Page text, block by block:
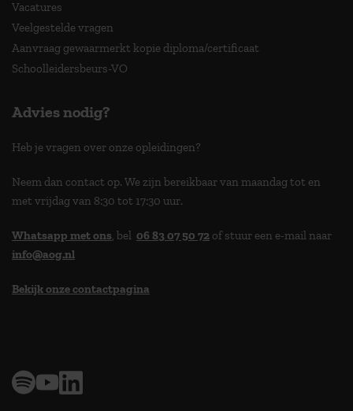
Vacatures
Veelgestelde vragen
Aanvraag gewaarmerkt kopie diploma/certificaat
Schoolleidersbeurs-VO
Advies nodig?
Heb je vragen over onze opleidingen?
Neem dan contact op. We zijn bereikbaar van maandag tot en
met vrijdag van 8:30 tot 17:30 uur.
Whatsapp met ons, bel 06 83 07 50 72 of stuur een e-mail naar
info@aog.nl
Bekijk onze contactpagina